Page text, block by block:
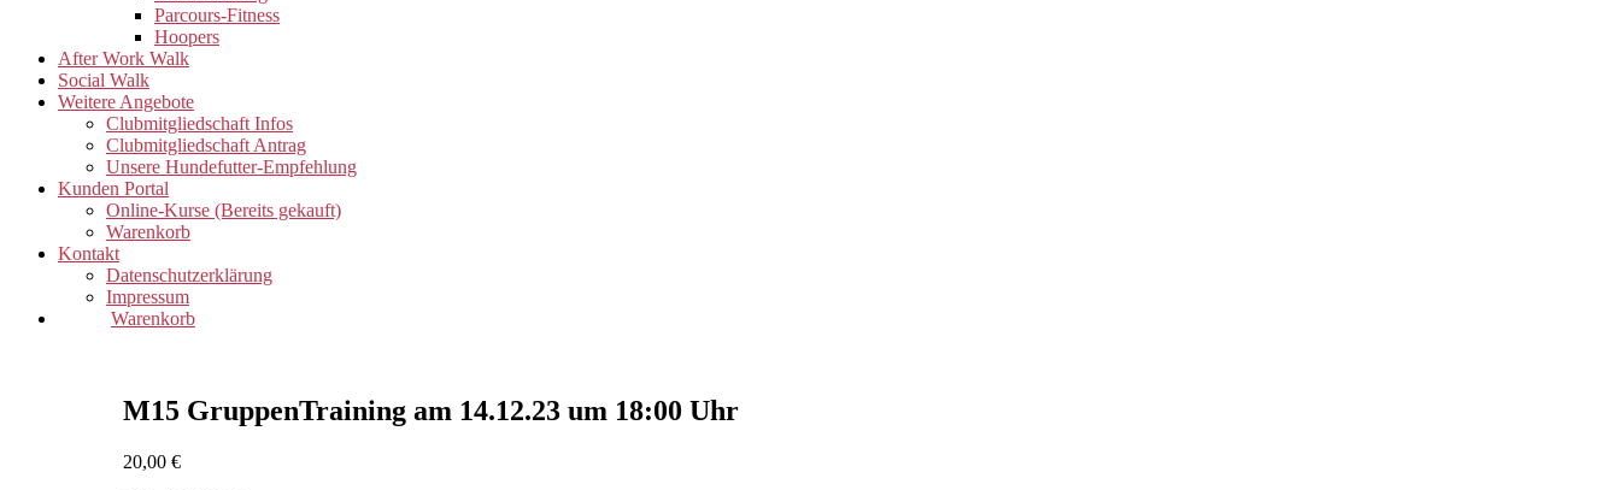
Parcours-Fitness
Hoopers
After Work Walk
Social Walk
Weitere Angebote
Clubmitgliedschaft Infos
Clubmitgliedschaft Antrag
Unsere Hundefutter-Empfehlung
Kunden Portal
Online-Kurse (Bereits gekauft)
Warenkorb
Kontakt
Datenschutzerklärung
Impressum
Warenkorb
M15 GruppenTraining am 14.12.23 um 18:00 Uhr
20,00€